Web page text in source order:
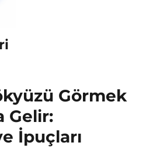
Görmek
Gelir:
İpuçları